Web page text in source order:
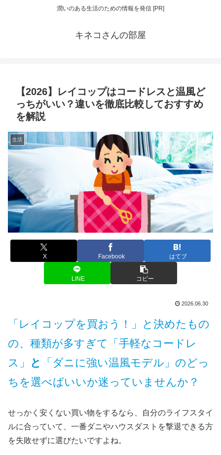
潤いのある生活のための情報を発信 [PR]
キネコさんの部屋
【2026】レイコップはコードレスと温風ど
っちがいい？違いを徹底比較しておすすめ
を解説
生活
X Facebook はてブ
LINE コピー
2026.06.30
「レイコップを買おう！」と決めたもの
の、種類が多すぎて「手軽なコードレ
ス」
と
「ダニに強い温風モデル」のどっ
ちを選べばいいか迷っていませんか？
せっかく安くない買い物をするなら、自分のライフスタイ
ルに合っていて、一番ダニやハウスダストを撃退できる方
を失敗せずに選びたいですよね。